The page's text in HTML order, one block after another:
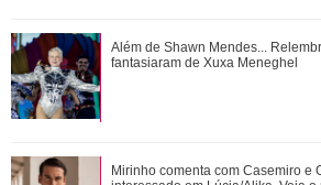
Pedro comemora o estado de
que vai rolar neste sábado em
Veja tudo sobre a bariátrica e a
Além de Shawn Mendes...
fantasiaram de Xuxa Meneghel
Mirinho comenta com Casemiro e